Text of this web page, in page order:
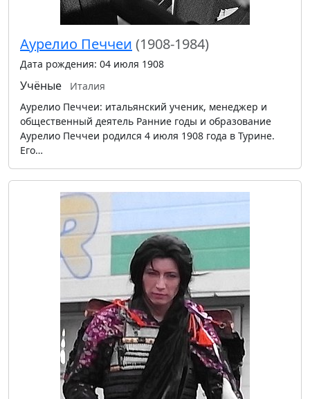
Аурелио Печчеи (1908-1984)
Дата рождения: 04 июля 1908
Учёные
Италия
Аурелио Печчеи: итальянский ученик, менеджер и
общественный деятель Ранние годы и образование
Аурелио Печчеи родился 4 июля 1908 года в Турине.
Его…